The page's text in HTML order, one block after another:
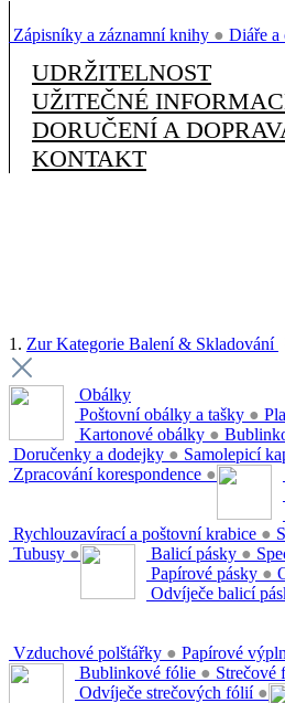
Zápisníky a záznamní knihy ● Diáře a
UDRŽITELNOST
UŽITEČNÉ
DORUČENÍ A
KONTAKT
1. Zur Kategorie Balení & Skladování
Obálky
Poštovní obálky a tašky ●
Kartonové obálky ●
Doručenky a dodejky ● Samolepicí
Zpracování korespondence ●
Rychlouzavírací a poštovní krabice ●
Tubusy ● Balicí pásky ●
Papírové pásky ●
Odvíječe balicí
Vzduchové polštářky ● Papírové
Bublinkové fólie ● Strečové
Odvíječe strečových fólií ●